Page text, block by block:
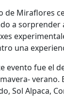
de Miraflores
a
una
evento fue el
Sol Alpaca,